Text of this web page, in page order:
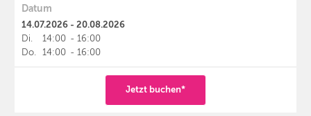
Datum
14.07.2026 - 20.08.2026
Di. 14:00 - 16:00
Do.
14:00 - 16:00
Jetzt buchen*